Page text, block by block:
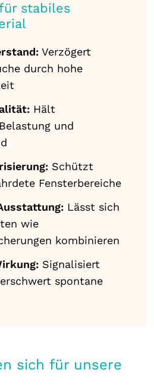
stabiles
Verzögert
durch hohe
Hält
und
Schützt
Fensterbereiche
Lässt sich
wie
kombinieren
Signalisiert
spontane
sich für unsere